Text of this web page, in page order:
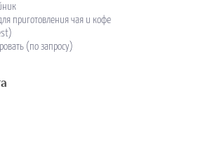
приготовления чая и кофе
(по запросу)